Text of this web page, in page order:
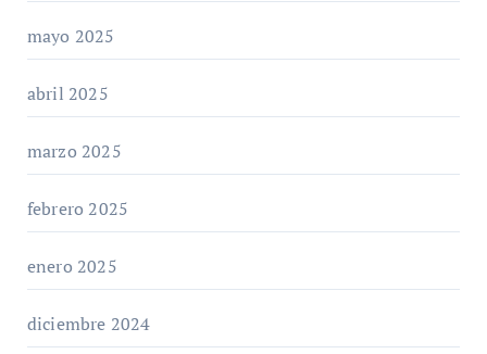
mayo 2025
abril 2025
marzo 2025
febrero 2025
enero 2025
diciembre 2024